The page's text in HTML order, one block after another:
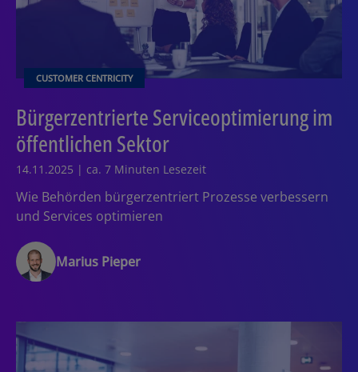
CUSTOMER CENTRICITY
Bürgerzentrierte Serviceoptimierung im
öffentlichen Sektor
14.11.2025 | ca. 7 Minuten Lesezeit
Wie Behörden bürgerzentriert Prozesse verbessern
und Services optimieren
Marius Pieper